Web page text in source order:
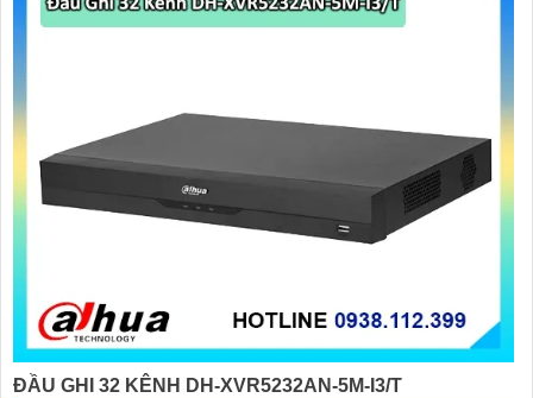
ĐẦU GHI 32 KÊNH DH-XVR5232AN-5M-I3/T